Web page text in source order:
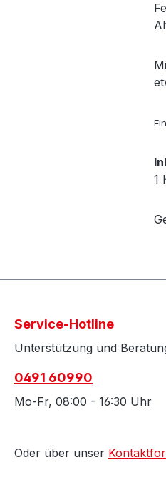
1
Service-Hotline
Unterstützung und
0491 60990
Mo-Fr, 08:00 - 16:30 Uhr
Oder über unser